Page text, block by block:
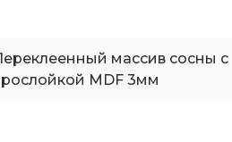
массив сосны с
MDF 3мм